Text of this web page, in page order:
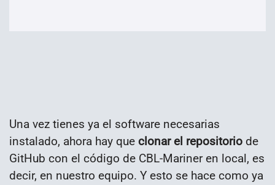
Una vez tienes ya el software necesarias
instalado, ahora hay que clonar el repositorio de
GitHub con el código de CBL-Mariner en local, es
decir, en nuestro equipo. Y esto se hace como ya